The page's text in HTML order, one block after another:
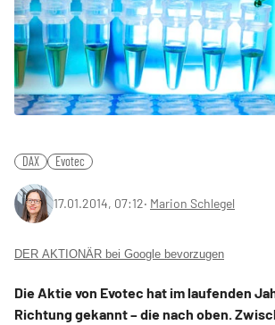
DAX Evotec
17.01.2014, 07:12‧ Marion Schlegel
DER AKTIONÄR bei Google bevorzugen
Die Aktie von Evotec hat im laufenden
Richtung gekannt – die nach oben.